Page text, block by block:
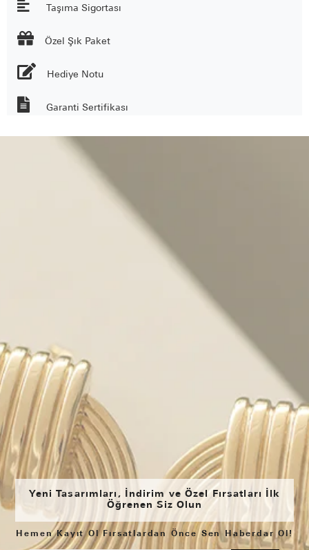
Taşıma Sigortası
 Özel Şık Paket
Hediye Notu
Garanti Sertifikası
Yeni Tasarımları, İndirim ve Özel Fırsatları İlk
Öğrenen Siz Olun
Hemen Kayıt Ol Fırsatlardan Önce Sen Haberdar Ol!